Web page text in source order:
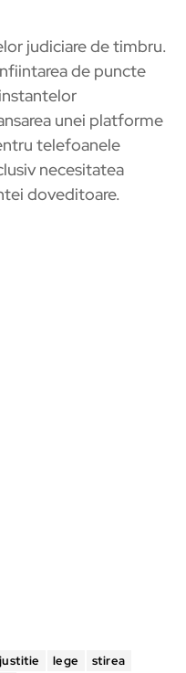
judiciare de timbru.
de puncte
unei platforme
telefoanele
necesitatea
doveditoare.
justitie lege
stirea